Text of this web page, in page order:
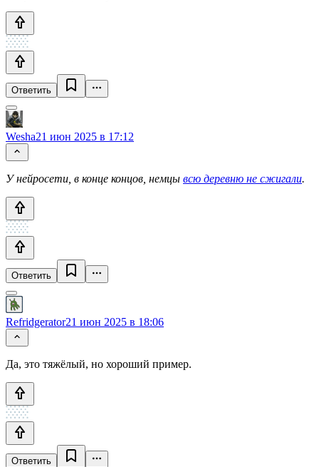
Ответить
Wesha21 июн 2025 в 17:12
У нейросети, в конце концов, немцы всю деревню не сжигали.
Ответить
Refridgerator21 июн 2025 в 18:06
Да, это тяжёлый, но хороший пример.
Ответить